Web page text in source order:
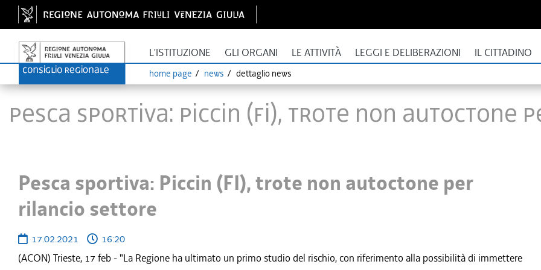
L'ISTITUZIONE GLI ORGANI LE ATTIVITÀ LEGGI E DELIBERAZIONI IL CITTADINO
home page news dettaglio news
Pesca sportiva: Piccin (FI), trote non
Pesca sportiva: Piccin (FI), trote non autoctone per
rilancio settore
17.02.2021
16:20
(ACON) Trieste, 17 feb - "La Regione ha ultimato un primo studio del rischio, con riferimento alla possibilità di immettere